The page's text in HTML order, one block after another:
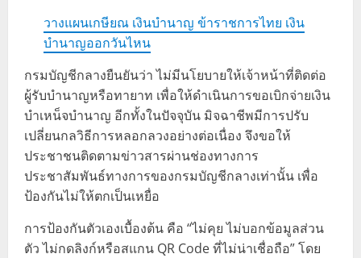
วางแผนเกษียณ เงินบํานาญ ข้าราชการไทย เงิน
บำนาญออกวันไหน
กรมบัญชีกลางยืนยันว่า ไม่มีนโยบายให้เจ้าหน้าที่ติดต่อ
ผู้รับบำนาญหรือทายาท เพื่อให้ดำเนินการขอเบิกจ่ายเงิน
บำเหน็จบำนาญ อีกทั้งในปัจจุบัน มิจฉาชีพมีการปรับ
เปลี่ยนกลวิธีการหลอกลวงอย่างต่อเนื่อง จึงขอให้
ประชาชนติดตามข่าวสารผ่านช่องทางการ
ประชาสัมพันธ์ทางการของกรมบัญชีกลางเท่านั้น เพื่อ
ป้องกันไม่ให้ตกเป็นเหยื่อ
การป้องกันตัวเองเบื้องต้น คือ “ไม่คุย ไม่บอกข้อมูลส่วน
ตัว ไม่กดลิงก์หรือสแกน QR Code ที่ไม่น่าเชื่อถือ” โดย